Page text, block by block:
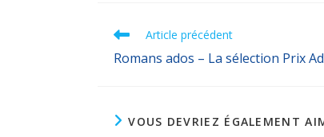
Article précédent
Romans ados – La sélection Prix
VOUS DEVRIEZ ÉGALEMENT